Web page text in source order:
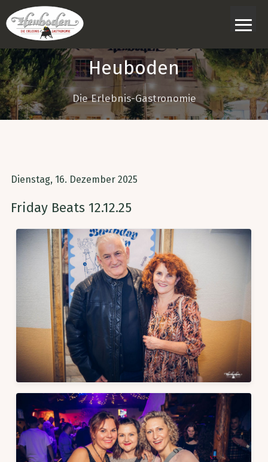
Heuboden
Die Erlebnis-Gastronomie
Dienstag, 16. Dezember 2025
Friday Beats 12.12.25
≡